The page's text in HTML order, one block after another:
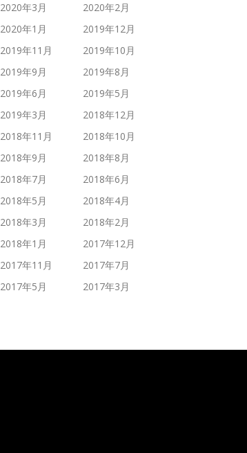
2020年3月
2020年2月
2020年1月
2019年12月
2019年11月
2019年10月
2019年9月
2019年8月
2019年6月
2019年5月
2019年3月
2018年12月
2018年11月
2018年10月
2018年9月
2018年8月
2018年7月
2018年6月
2018年5月
2018年4月
2018年3月
2018年2月
2018年1月
2017年12月
2017年11月
2017年7月
2017年5月
2017年3月